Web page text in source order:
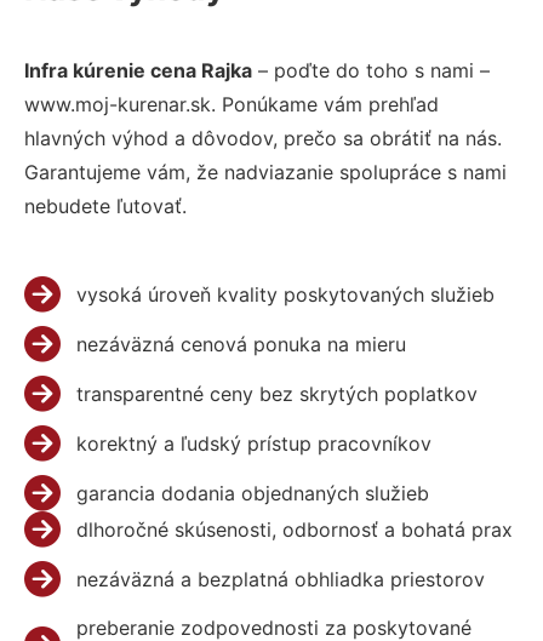
Infra kúrenie cena Rajka – poďte do toho s nami –
www.moj-kurenar.sk. Ponúkame vám prehľad
hlavných výhod a dôvodov, prečo sa obrátiť na nás.
Garantujeme vám, že nadviazanie spolupráce s nami
nebudete ľutovať.
vysoká úroveň kvality poskytovaných služieb
nezáväzná cenová ponuka na mieru
transparentné ceny bez skrytých poplatkov
korektný a ľudský prístup pracovníkov
garancia dodania objednaných služieb
dlhoročné skúsenosti, odbornosť a bohatá prax
nezáväzná a bezplatná obhliadka priestorov
preberanie zodpovednosti za poskytované